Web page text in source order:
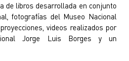
de libros desarrollada en conjunto
fotografías del Museo Nacional
videos realizados por
Jorge Luis Borges y un